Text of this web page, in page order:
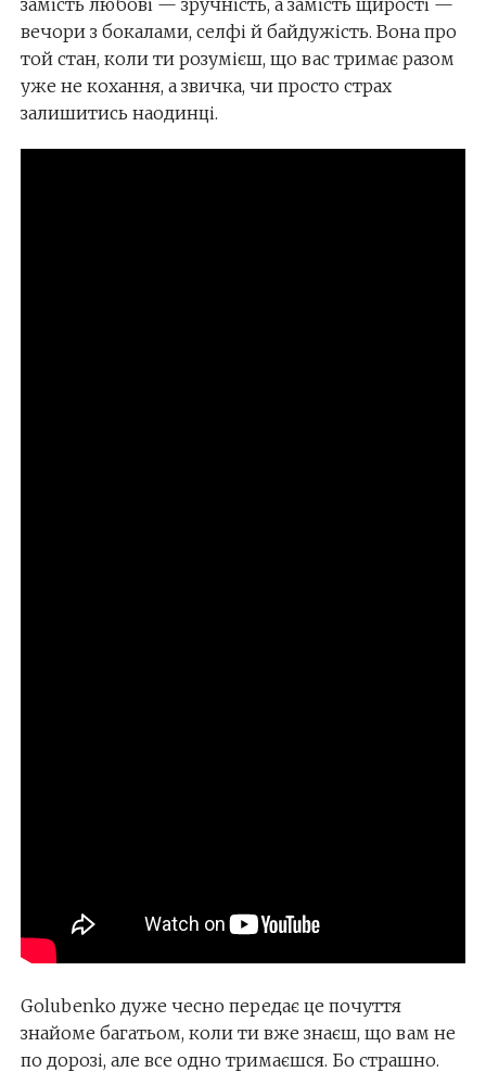
замість любові — зручність, а замість щирості —
вечори з бокалами, селфі й байдужість. Вона про
той стан, коли ти розумієш, що вас тримає разом
уже не кохання, а звичка, чи просто страх
залишитись наодинці.
Golubenko дуже чесно передає це почуття
знайоме багатьом, коли ти вже знаєш, що вам не
по дорозі, але все одно тримаєшся. Бо страшно.